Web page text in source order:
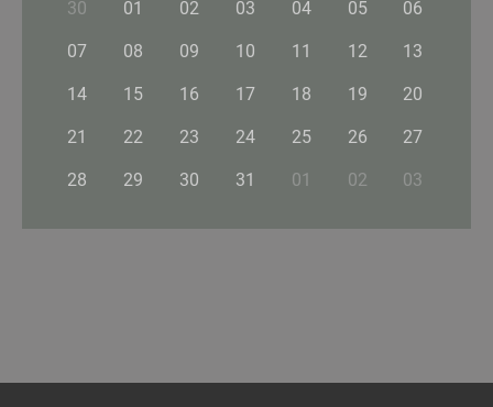
30 01 02 03 04 05 06
07 08 09 10 11 12 13
14 15 16 17 18 19 20
21 22 23 24 25 26 27
28 29 30 31 01 02 03